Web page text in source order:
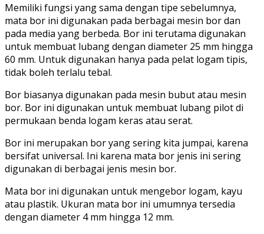
Memiliki fungsi yang sama dengan tipe sebelumnya,
mata bor ini digunakan pada berbagai mesin bor dan
pada media yang berbeda. Bor ini terutama digunakan
untuk membuat lubang dengan diameter 25 mm hingga
60 mm. Untuk digunakan hanya pada pelat logam tipis,
tidak boleh terlalu tebal.
Bor biasanya digunakan pada mesin bubut atau mesin
bor. Bor ini digunakan untuk membuat lubang pilot di
permukaan benda logam keras atau serat.
Bor ini merupakan bor yang sering kita jumpai, karena
bersifat universal. Ini karena mata bor jenis ini sering
digunakan di berbagai jenis mesin bor.
Mata bor ini digunakan untuk mengebor logam, kayu
atau plastik. Ukuran mata bor ini umumnya tersedia
dengan diameter 4 mm hingga 12 mm.